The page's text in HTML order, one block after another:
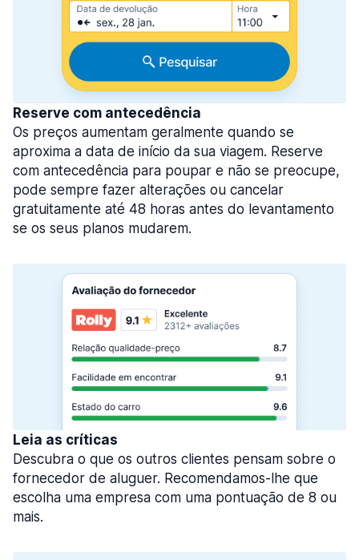
Reserve com antecedência
Os preços aumentam geralmente quando se
aproxima a data de início da sua viagem. Reserve
com antecedência para poupar e não se preocupe,
pode sempre fazer alterações ou cancelar
gratuitamente até 48 horas antes do levantamento
se os seus planos mudarem.
Leia as críticas
Descubra o que os outros clientes pensam sobre o
fornecedor de aluguer. Recomendamos-lhe que
escolha uma empresa com uma pontuação de 8 ou
mais.